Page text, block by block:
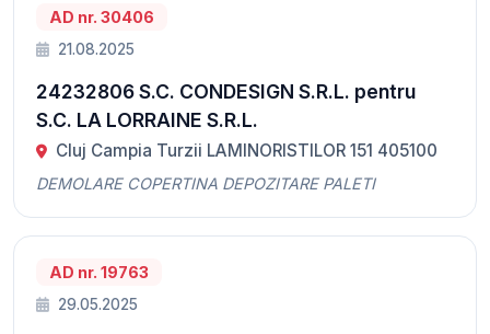
AD nr. 30406
21.08.2025
24232806 S.C. CONDESIGN S.R.L. pentru
S.C. LA LORRAINE S.R.L.
Cluj Campia Turzii LAMINORISTILOR 151 405100
DEMOLARE COPERTINA DEPOZITARE PALETI
AD nr. 19763
29.05.2025